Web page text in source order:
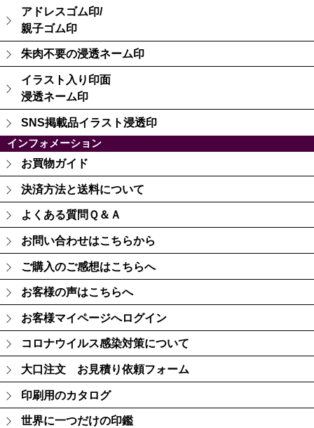
アドレスゴム印/
親子ゴム印
朱肉不要の浸透ネーム印
イラスト入り印面
浸透ネーム印
SNS掲載品イラスト浸透印
インフォメーション
お買物ガイド
決済方法と送料について
よくある質問Ｑ＆Ａ
お問い合わせはこちらから
ご購入のご感想はこちらへ
お客様の声はこちらへ
お客様マイページへログイン
コロナウイルス感染対策について
大口注文 お見積り依頼フォーム
印刷用のカタログ
世界に一つだけの印鑑